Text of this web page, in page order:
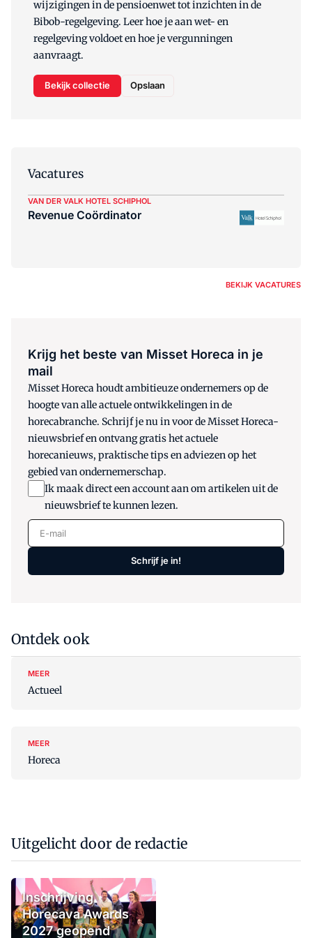
wijzigingen in de pensioenwet tot inzichten in de
Bibob-regelgeving. Leer hoe je aan wet- en
regelgeving voldoet en hoe je vergunningen
aanvraagt.
Bekijk collectie Opslaan
Vacatures
VAN DER VALK HOTEL SCHIPHOL
Revenue Coördinator
BEKIJK VACATURES
Krijg het beste van Misset Horeca in je
mail
Misset Horeca houdt ambitieuze ondernemers op de
hoogte van alle actuele ontwikkelingen in de
horecabranche. Schrijf je nu in voor de Misset Horeca-
nieuwsbrief en ontvang gratis het actuele
horecanieuws, praktische tips en adviezen op het
gebied van ondernemerschap.
Ik maak direct een account aan om artikelen uit de
nieuwsbrief te kunnen lezen.
E-mail
Schrijf je in!
Ontdek ook
MEER
Actueel
MEER
Horeca
Uitgelicht door de redactie
Inschrijving
Horecava Awards
2027 geopend